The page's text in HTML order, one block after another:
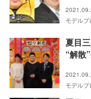
モデルプ
夏目
“解散
モデルプ